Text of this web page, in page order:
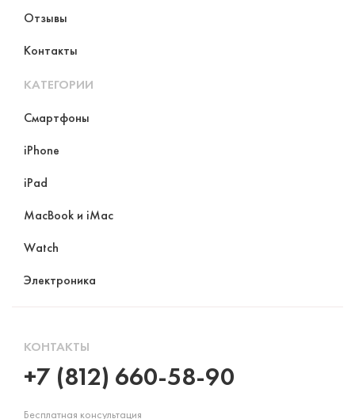
Отзывы
Контакты
КАТЕГОРИИ
Смартфоны
iPhone
iPad
MacBook и iMac
Watch
Электроника
КОНТАКТЫ
+7 (812) 660-58-90
Бесплатная консультация